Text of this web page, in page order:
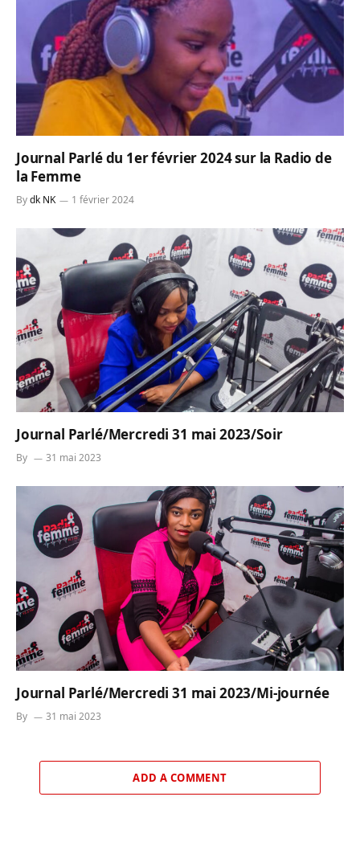
Journal Parlé du 1er février 2024 sur la Radio de
la Femme
Bydk NK 1 février 2024
Journal Parlé/Mercredi 31 mai 2023/Soir
By 31 mai 2023
Journal Parlé/Mercredi 31 mai 2023/Mi-journée
By 31 mai 2023
ADD A COMMENT